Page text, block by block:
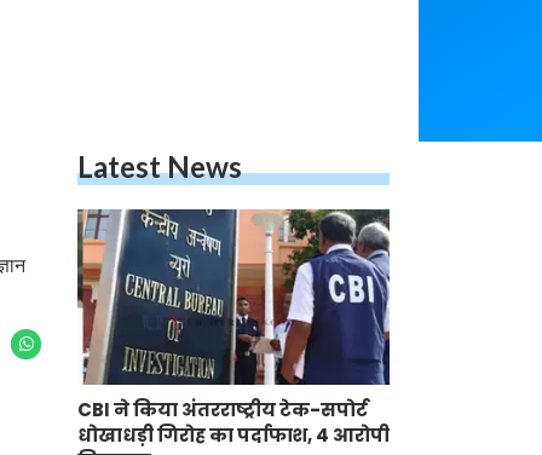
Latest News
CBI ने किया अंतरराष्ट्रीय टेक-सपोर्ट
धोखाधड़ी गिरोह का पर्दाफाश, 4 आरोपी